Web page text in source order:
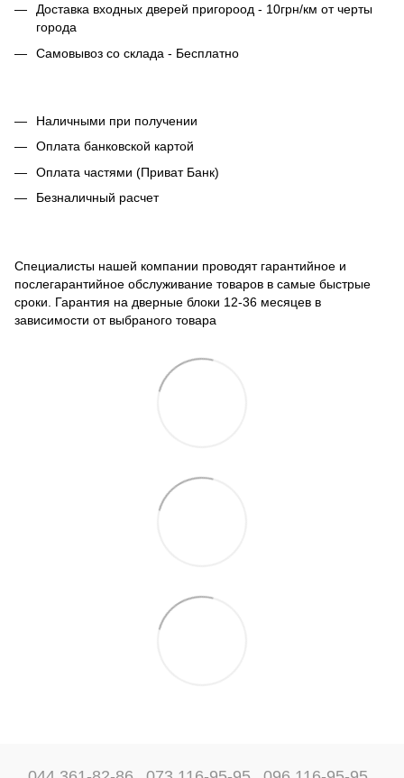
Доставка входных дверей пригороод - 10грн/км от черты
города
Самовывоз со склада - Бесплатно
Наличными при получении
Оплата банковской картой
Оплата частями (Приват Банк)
Безналичный расчет
Специалисты нашей компании проводят гарантийное и
послегарантийное обслуживание товаров в самые быстрые
сроки. Гарантия на дверные блоки 12-36 месяцев в
зависимости от выбраного товара